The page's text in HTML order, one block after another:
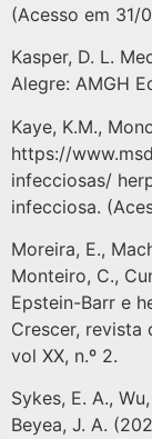
(Acesso em 31/
Kasper, D. L.
Alegre: AMGH
Kaye, K.M.,
https://
infecciosas/
infecciosa.
Moreira, E.,
Monteiro, C.,
Epstein-Barr e
Crescer, revista
vol XX, n.º 2.
Sykes, E. A.,
Beyea, J. A.